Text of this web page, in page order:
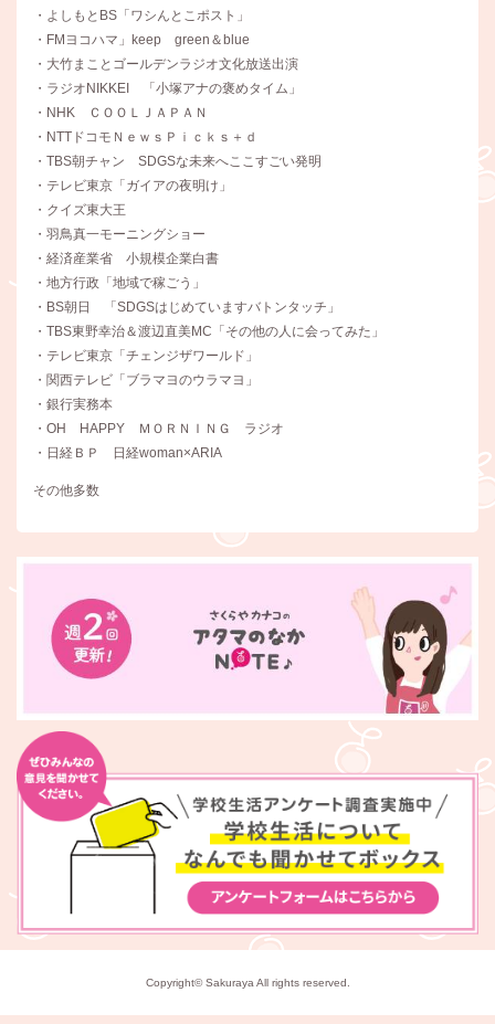
・よしもとBS「ワシんとこポスト」
・FMヨコハマ」keep green＆blue
・大竹まことゴールデンラジオ文化放送出演
・ラジオNIKKEI 「小塚アナの褒めタイム」
・NHK ＣＯＯＬＪＡＰＡＮ
・NTTドコモＮｅｗｓＰｉｃｋｓ＋ｄ
・TBS朝チャン SDGSな未来へここすごい発明
・テレビ東京「ガイアの夜明け」
・クイズ東大王
・羽鳥真一モーニングショー
・経済産業省 小規模企業白書
・地方行政「地域で稼ごう」
・BS朝日 「SDGSはじめていますバトンタッチ」
・TBS東野幸治＆渡辺直美MC「その他の人に会ってみた」
・テレビ東京「チェンジザワールド」
・関西テレビ「ブラマヨのウラマヨ」
・銀行実務本
・OH HAPPY ＭＯＲＮＩＮＧ ラジオ
・日経ＢＰ 日経woman×ARIA
その他多数
Copyright© Sakuraya All rights reserved.